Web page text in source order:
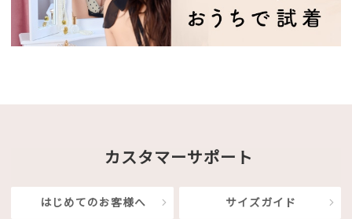
カスタマーサポート
はじめてのお客様へ サイズガイド